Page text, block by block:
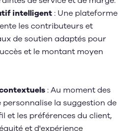
intelligent : Une plateforme
les contributeurs et
de soutien adaptés pour
et le montant moyen
: Au moment des
la suggestion de
et les préférences du client,
et d'expérience